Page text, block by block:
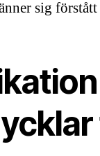
sig förstått